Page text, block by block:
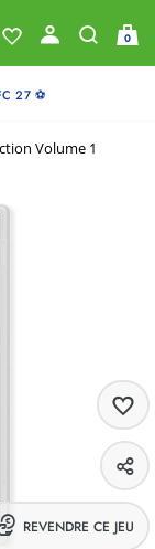
0
27 ⚽
Volume 1
REVENDRE CE JEU